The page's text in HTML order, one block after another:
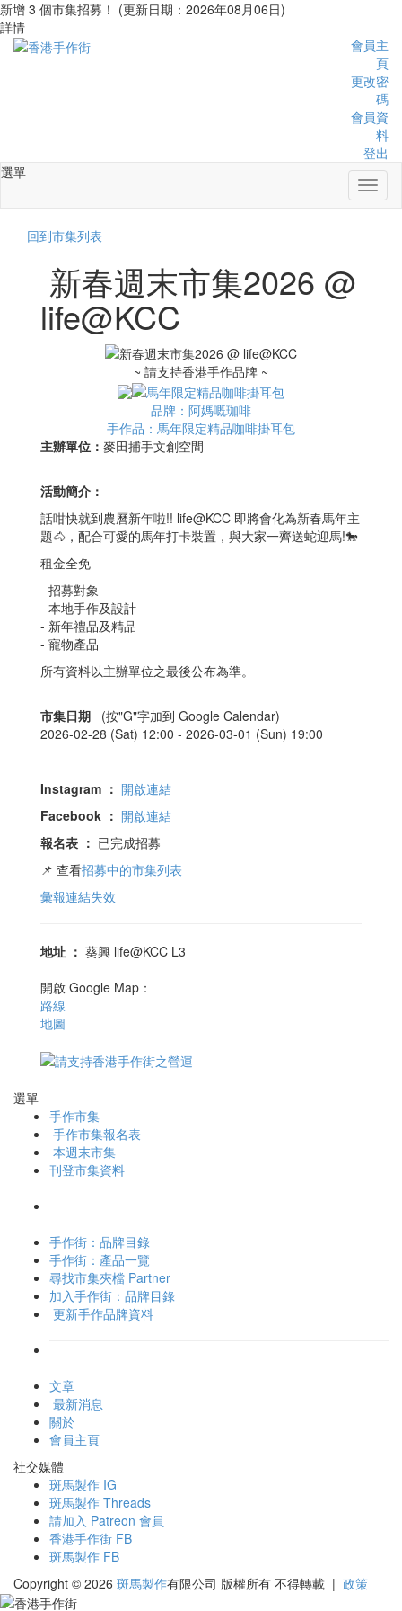
新增 3 個市集招募！ (更新日期：2026年08月06日)
詳情
會員主
頁
更改密
碼
會員資
料
登出
選單
回到市集列表
新春週末市集2026 @
life@KCC
~ 請支持香港手作品牌 ~
品牌：阿媽嘅珈啡
手作品：馬年限定精品咖啡掛耳包
主辦單位： 麥田捕手文創空間
活動簡介：
話咁快就到農曆新年啦!! life@KCC 即將會化為新春馬年主
題🐴，配合可愛的馬年打卡裝置，與大家一齊送蛇迎馬!🐎
租金全免
- 招募對象 -
- 本地手作及設計
- 新年禮品及精品
- 寵物產品
所有資料以主辦單位之最後公布為準。
市集日期
(按"G"字加到 Google Calendar)
2026-02-28 (Sat) 12:00 - 2026-03-01 (Sun) 19:00
Instagram ： 開啟連結
Facebook ： 開啟連結
報名表 ： 已完成招募
📌 查看招募中的市集列表
彙報連結失效
地址 ： 葵興 life@KCC L3
開啟 Google Map：
路線
地圖
選單
手作市集
手作市集報名表
本週末市集
刊登市集資料
手作街：品牌目錄
手作街：產品一覽
尋找市集夾檔 Partner
加入手作街：品牌目錄
更新手作品牌資料
文章
最新消息
關於
會員主頁
社交媒體
斑馬製作 IG
斑馬製作 Threads
請加入 Patreon 會員
香港手作街 FB
斑馬製作 FB
Copyright © 2026 斑馬製作有限公司 版權所有 不得轉載 | 政策